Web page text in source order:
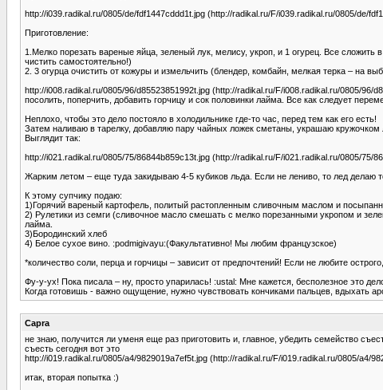
http://i039.radikal.ru/0805/de/fdf1447cddd1t.jpg (http://radikal.ru/F/i039.radikal.ru/0805/de/
Приготовление:
1.Мелко порезать вареные яйца, зеленый лук, мелису, укроп, и 1 огурец. Все
чистить самостоятельно!)
2. 3 огурца очистить от кожуры и измельчить (блендер, комбайн, мелкая терка – на
http://i008.radikal.ru/0805/96/d85523851992t.jpg (http://radikal.ru/F/i008.radikal.ru/0805/96/
посолить, поперчить, добавить горчицу и сок половинки лайма. Все как следует
Неплохо, чтобы это дело постояло в холодильнике где-то час, перед тем как его есть!
Затем наливаю в тарелку, добавляю пару чайных ложек сметаны, украшаю кружочком
Выглядит так:
http://i021.radikal.ru/0805/75/86844b859c13t.jpg (http://radikal.ru/F/i021.radikal.ru/0805/75/
Жарким летом – еще туда закидываю 4-5 кубиков льда. Если не лениво, то лед
К этому супчику подаю:
1)Горячий вареный картофель, политый растопленным сливочным маслом и
2) Рулетики из семги (сливочное масло смешать с мелко порезанными укропом и
лайма.
3)Бородинский хлеб
4) Белое сухое вино. :podmigivayu:(Факультативно! Мы любим французское)
*количество соли, перца и горчицы – зависит от предпочтений! Если не любите
Фу-у-ух! Пока писала – ну, просто упарилась! :ustal: Мне кажется, бесполезное это
Когда готовишь - важно ощущение, нужно чувствовать кончиками пальцев, вдыхать
Capra
не знаю, получится ли уменя еще раз приготовить и, главное, убедить семейство
съесть сегодня вот это
http://i019.radikal.ru/0805/a4/9829019a7ef5t.jpg (http://radikal.ru/F/i019.radikal.ru/0805/a4/
итак, вторая попытка :)